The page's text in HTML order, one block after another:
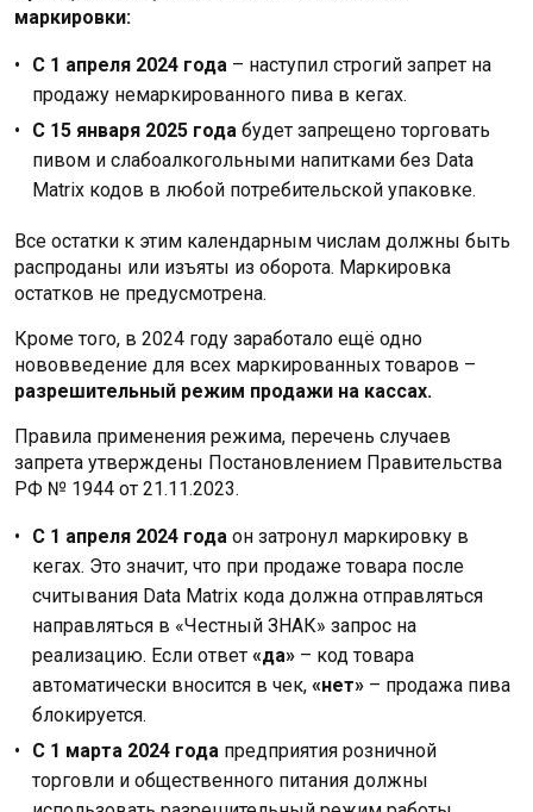
маркировки:
С 1 апреля 2024 года – наступил строгий запрет на
продажу немаркированного пива в кегах.
С 15 января 2025 года будет запрещено торговать
пивом и слабоалкогольными напитками без Data
Matrix кодов в любой потребительской упаковке.
Все остатки к этим календарным числам должны быть
распроданы или изъяты из оборота. Маркировка
остатков не предусмотрена.
Кроме того, в 2024 году заработало ещё одно
нововведение для всех маркированных товаров –
разрешительный режим продажи на кассах.
Правила применения режима, перечень случаев
запрета утверждены Постановлением Правительства
РФ № 1944 от 21.11.2023.
С 1 апреля 2024 года он затронул маркировку в
кегах. Это значит, что при продаже товара после
считывания Data Matrix кода должна отправляться
направляться в «Честный ЗНАК» запрос на
реализацию. Если ответ «да» – код товара
автоматически вносится в чек, «нет» – продажа пива
блокируется.
С 1 марта 2024 года предприятия розничной
торговли и общественного питания должны